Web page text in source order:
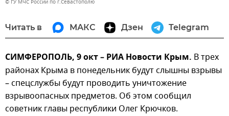
© ГУ МЧС России по г.Севастополю
Читать в МАКС Дзен Telegram
СИМФЕРОПОЛЬ, 9 окт – РИА Новости Крым. В трех
районах Крыма в понедельник будут слышны взрывы
– спецслужбы будут проводить уничтожение
взрывоопасных предметов. Об этом сообщил
советник главы республики Олег Крючков.